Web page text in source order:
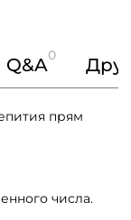
Q&A0
прям
числа.